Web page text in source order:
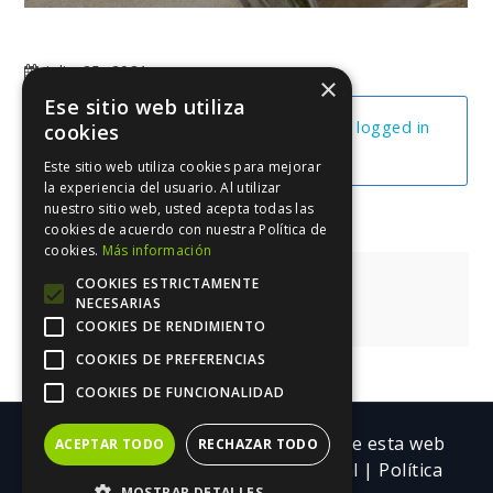
julio 25, 2021
You cannot view this unit as you're not logged in
Navegación
de
entradas
Estrategia 3.0
Estrategia 3.0
Copyright ©| Todos los contenidos de esta web
pertenecen a Trebolarium.Aviso legal | Política
×
Ese sitio web utiliza
cookies
Este sitio web utiliza cookies para mejorar
la experiencia del usuario. Al utilizar
nuestro sitio web, usted acepta todas las
cookies de acuerdo con nuestra Política de
cookies. Más información
COOKIES ESTRICTAMENTE
NECESARIAS
COOKIES DE RENDIMIENTO
COOKIES DE PREFERENCIAS
COOKIES DE FUNCIONALIDAD
ACEPTAR TODO RECHAZAR TODO